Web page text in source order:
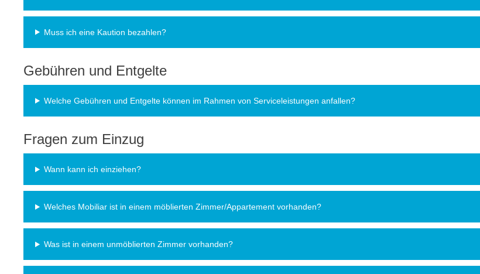
Muss ich eine Kaution bezahlen?
Gebühren und Entgelte
Welche Gebühren und Entgelte können im Rahmen von Serviceleistungen anfallen?
Fragen zum Einzug
Wann kann ich einziehen?
Welches Mobiliar ist in einem möblierten Zimmer/Appartement vorhanden?
Was ist in einem unmöblierten Zimmer vorhanden?